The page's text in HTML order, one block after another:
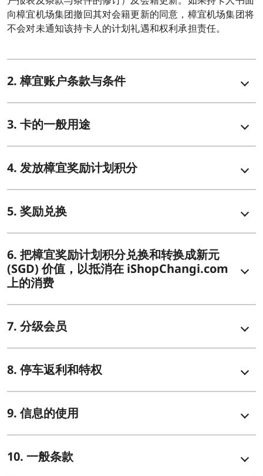
向樟宜机场集团撤回其对会籍更新的同意，樟宜机场集团将
不会对未通知该持卡人的计划礼遇和权利承担责任。
2. 樟宜账户条款与条件
3. 卡的一般用途
4. 发放樟宜奖励计划积分
5. 奖励兑换
6. 把樟宜奖励计划积分兑换和转换成新元
(SGD) 价值，以抵消在 iShopChangi.com
上的消费
7. 分级会员
8. 停车返利和特权
9. 信息的使用
10. 一般条款